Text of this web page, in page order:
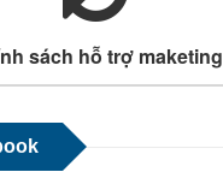
sách hỗ trợ maketing